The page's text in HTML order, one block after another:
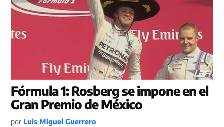
Fórmula 1: Rosberg se impone en el
Gran Premio de México
por Luis Miguel Guerrero